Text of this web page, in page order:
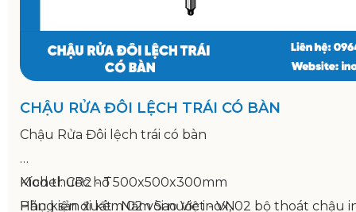
CHẬU RỬA ĐÔI LỆCH TRÁI CÓ BÀN
Chậu Rửa Đôi lệch trái có bàn
Model: CR2 - T
Hãng sản xuất : Năm Sao Việt - VN
Kích thước hố 500x500x300mm
Phụ kiện đi kèm 02 vòi nước inox, 02 bộ thoát chậu